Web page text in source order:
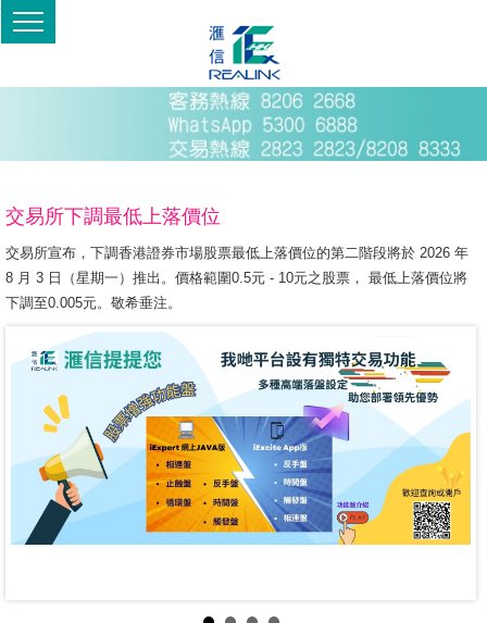
>
交易所下調最低上落價位
交易所宣布，下調香港證券市場股票最低上落價位的第二階段將於 2026 年
8 月 3 日（星期一）推出。價格範圍0.5元 - 10元之股票， 最低上落價位將
下調至0.005元。敬希垂注。